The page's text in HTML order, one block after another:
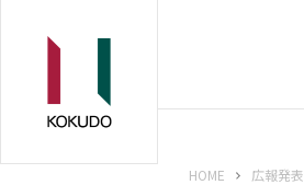
HOME 広報発表